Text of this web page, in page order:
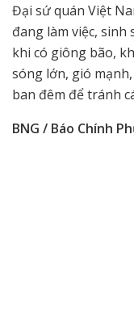
Đại sứ quán Việt
đang làm việc,
khi có giông bão,
sóng lớn, gió
ban đêm để tránh
BNG / Báo Chính